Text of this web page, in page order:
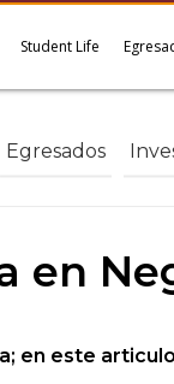
Student Life
Egresados
en
en este